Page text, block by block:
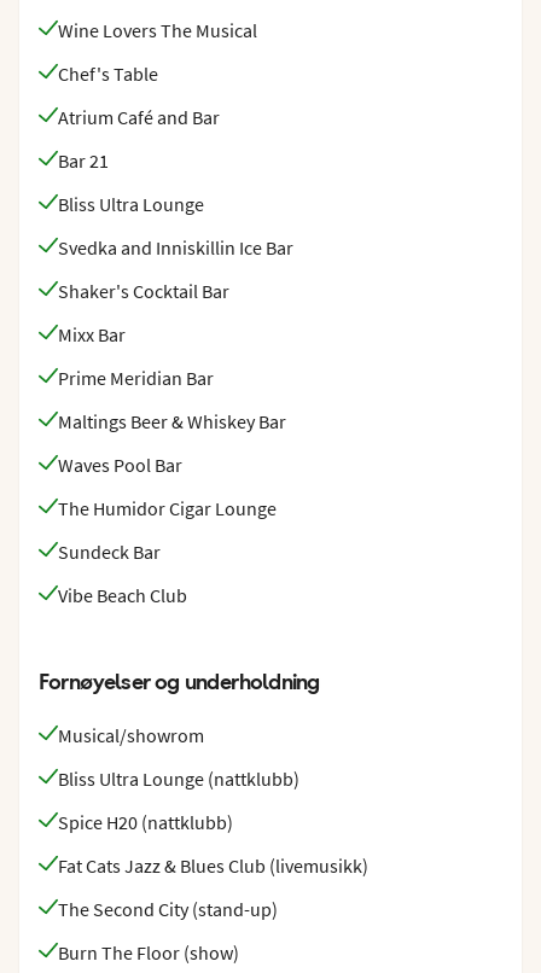
Wine Lovers The Musical
Chef's Table
Atrium Café and Bar
Bar 21
Bliss Ultra Lounge
Svedka and Inniskillin Ice Bar
Shaker's Cocktail Bar
Mixx Bar
Prime Meridian Bar
Maltings Beer & Whiskey Bar
Waves Pool Bar
The Humidor Cigar Lounge
Sundeck Bar
Vibe Beach Club
Fornøyelser og underholdning
Musical/showrom
Bliss Ultra Lounge (nattklubb)
Spice H20 (nattklubb)
Fat Cats Jazz & Blues Club (livemusikk)
The Second City (stand-up)
Burn The Floor (show)